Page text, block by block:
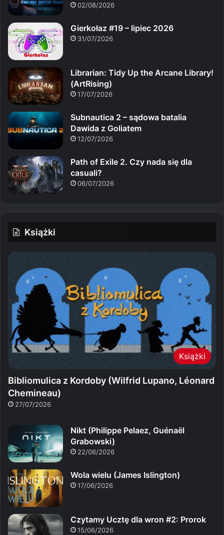
02/08/2026
Gierkołaz #19 – lipiec 2026
31/07/2026
Librarian: Tidy Up the Arcane Library!
(ArtRising)
17/07/2026
Subnautica 2 – sądowa batalia
Dawida z Goliatem
12/07/2026
Path of Exile 2. Czy nada się dla
casuali?
06/07/2026
Książki
Książki
Bibliomulica z Kordoby (Wilfrid Lupano, Léonard
Chemineau)
27/07/2026
Nikt (Philippe Pelaez, Guénaël
Grabowski)
22/06/2026
Wola wielu (James Islington)
17/06/2026
Czytamy Ucztę dla wron #2: Prorok
15/06/2026